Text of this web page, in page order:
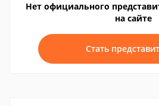
Нет официального
на сайте
Стать